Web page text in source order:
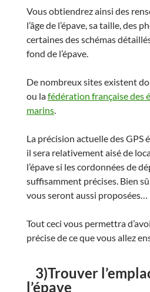
Vous obtiendrez ainsi des
l’âge de l’épave, sa taille, des
certaines des schémas
fond de l’épave.
De nombreux sites existent
ou lafédération française des
marins.
La précision actuelle des GPS
il sera relativement aisé de
l’épave si les cordonnées de
suffisamment précises. Bien
vous seront aussi proposées…
Tout ceci vous permettra
précise de ce que vous allez
3)Trouver
l’épave